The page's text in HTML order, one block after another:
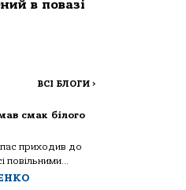
в повазі
ВСІ БЛОГИ >
смак білого
приходив до
повільними...